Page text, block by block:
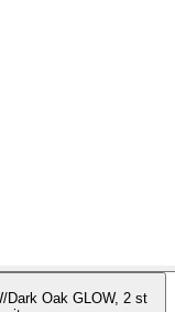
Dark Oak GLOW, 2 st